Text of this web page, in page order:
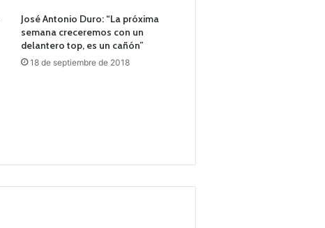
José Antonio Duro: “La próxima
semana creceremos con un
delantero top, es un cañón”
18 de septiembre de 2018